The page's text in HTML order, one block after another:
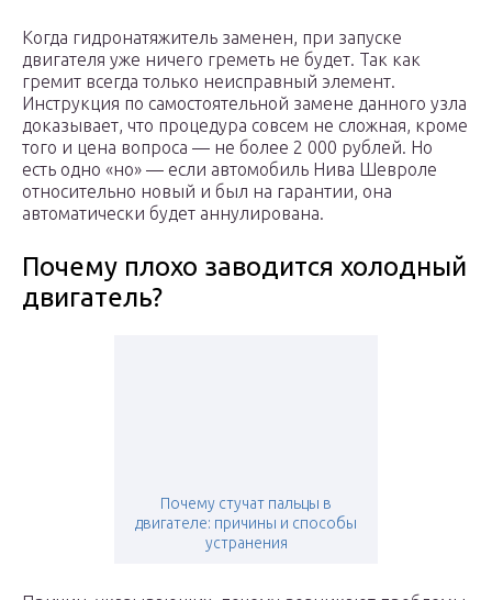
Когда гидронатяжитель заменен, при запуске
двигателя уже ничего греметь не будет. Так как
гремит всегда только неисправный элемент.
Инструкция по самостоятельной замене данного узла
доказывает, что процедура совсем не сложная, кроме
того и цена вопроса — не более 2 000 рублей. Но
есть одно «но» — если автомобиль Нива Шевроле
относительно новый и был на гарантии, она
автоматически будет аннулирована.
Почему плохо заводится холодный
двигатель?
Почему стучат пальцы в
двигателе: причины и способы
устранения